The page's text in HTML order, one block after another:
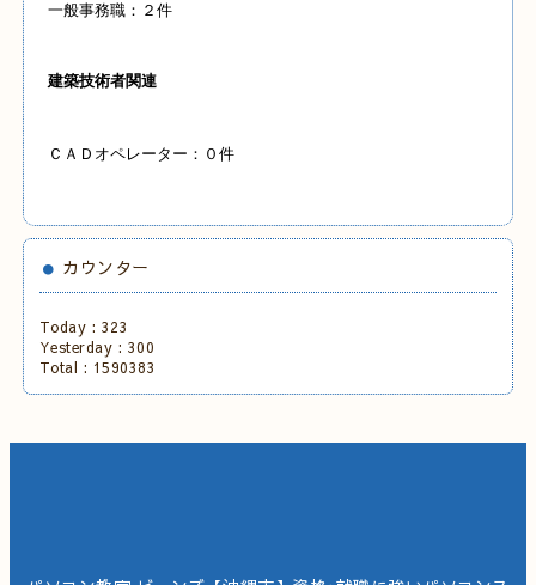
一般事務職：２件
建築技術者関連
ＣＡＤオペレーター：０件
カウンター
Today : 323
Yesterday : 300
Total : 1590383